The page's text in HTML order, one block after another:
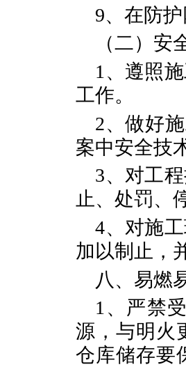
9、在防
（二）安
1、遵照
工作。
2、做好
案中安全技
3、对工
止、处罚、
4、对施
加以制止，
八、易燃
1、严禁
源，与明火
仓库储存要